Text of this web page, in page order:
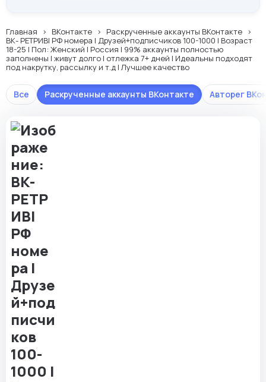
Главная ВКонтакте
Раскрученные аккаунты ВКонтакте
ВК- РЕТРИВ| РФ номера | Друзей+подписчиков 100-1000 | Возраст
18-25 | Пол: Женский | Россия | 99% аккаунты полностью
заполнены | живут долго | отлежка 7+ дней | Идеальны подходят
под накрутку, рассылку и т.д | Лучшее качество
Все Авторег
Раскрученные аккаунты ВКонтакте